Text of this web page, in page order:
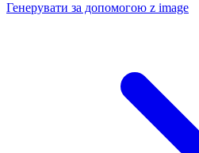
Генерувати за допомогою z image